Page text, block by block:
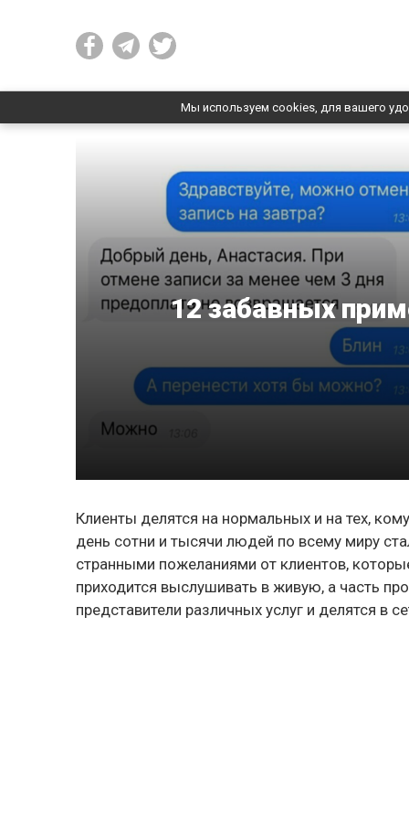
Мы используем cookies, для вашего
12 забавных
Клиенты делятся на нормальных и на тех,
день сотни и тысячи людей по всему миру
странными пожеланиями от клиентов,
приходится выслушивать в живую, а часть
представители различных услуг и делятся в